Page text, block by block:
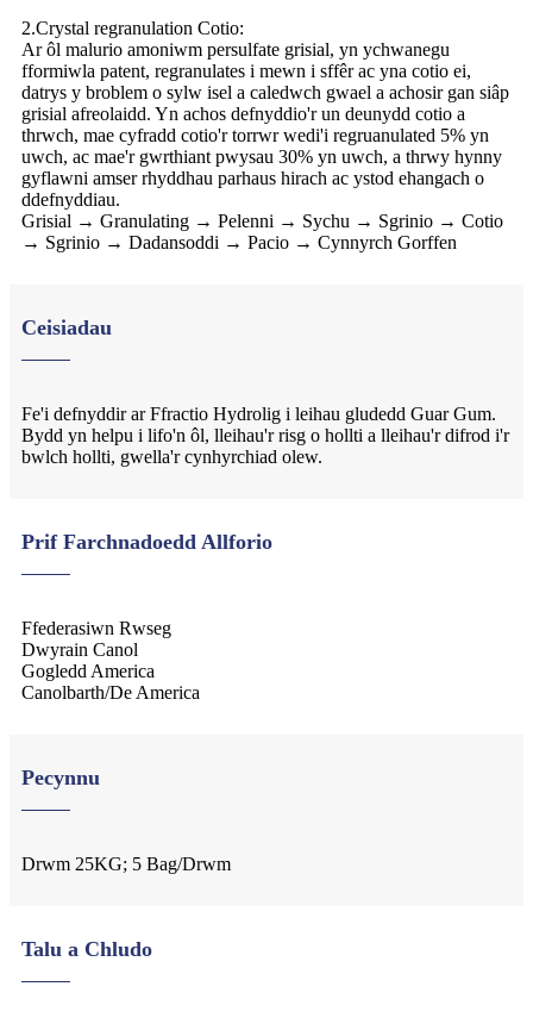
2.Crystal regranulation Cotio:
Ar ôl malurio amoniwm persulfate grisial, yn ychwanegu
fformiwla patent, regranulates i mewn i sffêr ac yna cotio ei,
datrys y broblem o sylw isel a caledwch gwael a achosir gan siâp
grisial afreolaidd. Yn achos defnyddio'r un deunydd cotio a
thrwch, mae cyfradd cotio'r torrwr wedi'i regruanulated 5% yn
uwch, ac mae'r gwrthiant pwysau 30% yn uwch, a thrwy hynny
gyflawni amser rhyddhau parhaus hirach ac ystod ehangach o
ddefnyddiau.
Grisial → Granulating → Pelenni → Sychu → Sgrinio → Cotio
→ Sgrinio → Dadansoddi → Pacio → Cynnyrch Gorffen
Ceisiadau
Fe'i defnyddir ar Ffractio Hydrolig i leihau gludedd Guar Gum.
Bydd yn helpu i lifo'n ôl, lleihau'r risg o hollti a lleihau'r difrod i'r
bwlch hollti, gwella'r cynhyrchiad olew.
Prif Farchnadoedd Allforio
Ffederasiwn Rwseg
Dwyrain Canol
Gogledd America
Canolbarth/De America
Pecynnu
Drwm 25KG; 5 Bag/Drwm
Talu a Chludo